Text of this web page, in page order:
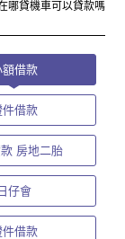
哪貸機車可以貸款嗎
額借款
件借款
房地二胎
仔會
件借款